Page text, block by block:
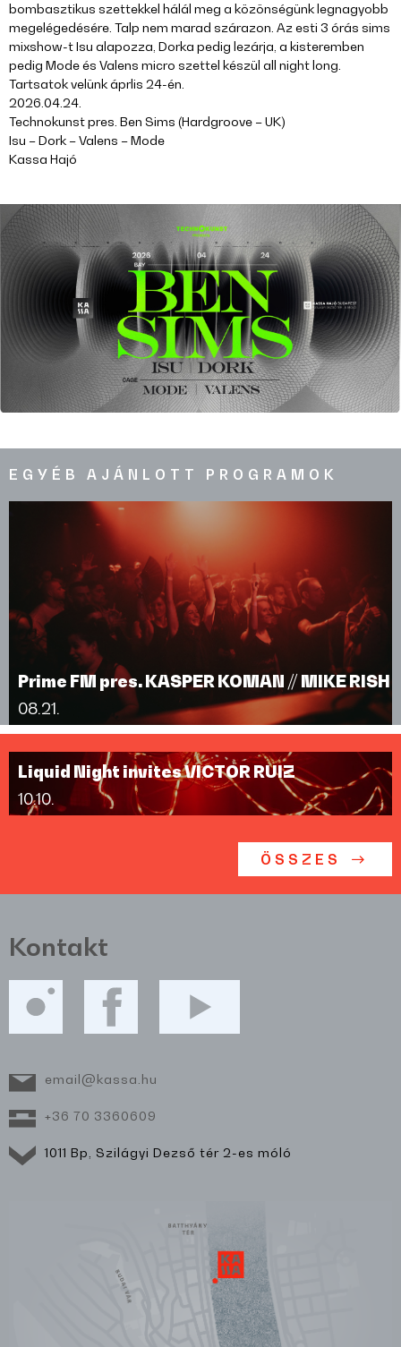
bombasztikus szettekkel hálál meg a közönségünk legnagyobb
megelégedésére. Talp nem marad szárazon. Az esti 3 órás sims
mixshow-t Isu alapozza, Dorka pedig lezárja, a kisteremben
pedig Mode és Valens micro szettel készül all night long.
Tartsatok velünk áprlis 24-én.
2026.04.24.
Technokunst pres. Ben Sims (Hardgroove – UK)
Isu – Dork – Valens – Mode
Kassa Hajó
EGYÉB AJÁNLOTT PROGRAMOK
Prime FM pres. KASPER KOMAN // MIKE RISH
08.21.
Liquid Night invites VICTOR RUIZ
10.10.
ÖSSZES
Kontakt
email@kassa.hu
+36 70 3360609
1011 Bp, Szilágyi Dezső tér 2-es móló